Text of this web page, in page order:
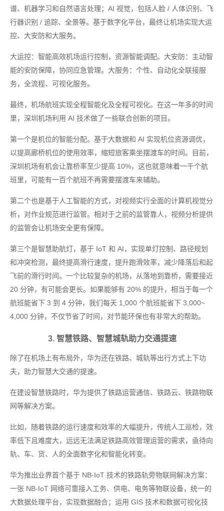
谱、机器学习和自然语言处理；AI 视觉，包括人脸 / 人体识别、飞
行器识别 / 追踪、全景等。基于数字化平台，最终让机场实现大运
控、大安防和大服务。
大运控：智能高效机场运行控制，资源智能调配。大安防：主动智
能的安防保障，协同应急管理。大服务：个性、自动化全联接服
务，全流程、可视化服务。
最终，机场航班实现全程智能化及全程可视化。在这一年多的时间
里，深圳机场利用 AI 技术做了一些联合创新的项目。
第一个是机位的智能分配。基于大数据和 AI 实现机位资源调优，
以提高廊桥机位的使用效率，缩短旅客乘坐摆渡车的时间。目前，
深圳机场有机会让靠桥率至少提高 10%，这也就意味着一千个航
班里，可能有一百个航班不再需要摆渡车来辅助。
第二个也是基于人工智能的方式，对视频实行全面的计算机视觉分
析，对作业规范进行监管。相对于之前的监管靠人，视频分析提供
的监管会让机场安全更有保障。
第三个是智慧助航灯，基于 IoT 和 AI，实现单灯控制、路径规划
和冲突检测，最终提高滑行速度，提升跑滑效率，减少降落后和起
飞前的滑行时间。一个比较复杂的机场，从落地到靠桥，需要接近
20 分钟，有可能会更长。如果能够有 20% 的提升，相当于每一个
航班能省下 3 到 4 分钟，我们每天 1,000 个航班能省下 3,000~
4,000 分钟，不仅节省了时间，对节能环保也有非常大的帮助。
3. 智慧铁路、智慧城轨助力交通提速
除了在机场上有布局外，华为还在铁路、城轨等出行方式上下功
夫，助力智慧大交通的提速。
在建设智慧铁路时，华为提供了铁路运营通信、铁路云、铁路物联
网等解决方案。
比如，随着铁路的运行速度和效率的大幅提升，传统人工巡检，效
率低下且难度大，远远无法满足铁路高效管理运营的需求，亟待向
轨、车、货、人的全面数字化和智能化转变。
华为推出业界首个基于 NB-IoT 技术的铁路轨旁物联网解决方案：
一张 NB-IoT 网络可靠接入工务、供电、电务等物联设备，统一的
大数据处理平台，实现数据融合；运用 GIS 技术和数据可视化技